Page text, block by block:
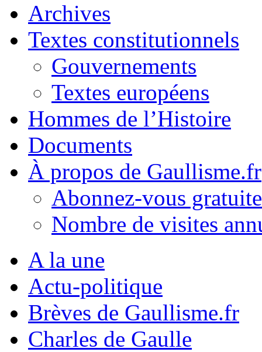
Archives
Textes constitutionnels
Gouvernements
Textes européens
Hommes de l’Histoire
Documents
À propos de Gaullisme.fr
Abonnez-vous
Nombre de visites
A la une
Actu-politique
Brèves de Gaullisme.fr
Charles de Gaulle